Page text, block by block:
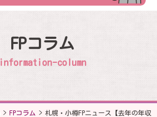
FPコラム
information-column
> FPコラム > 札幌・小樽FPニュース【去年の年収